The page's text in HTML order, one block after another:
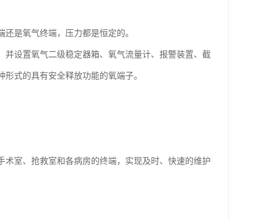
是氧气终端，压力都是恒定的。
设置氧气二级稳定器箱、氧气流量计、报警装置、截
式的具有安全释放功能的氧端子。
室、抢救室和各病房的终端，实现及时、快速的维护